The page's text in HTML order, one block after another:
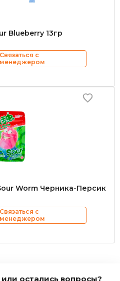
Blueberry 13гр
Связаться с
менеджером
Worm Черника-Персик
Связаться с
менеджером
остались вопросы?